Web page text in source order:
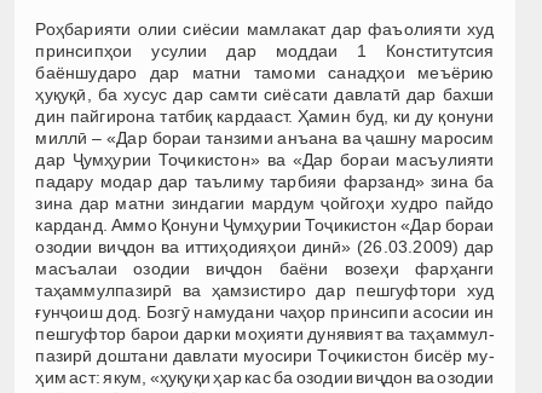
Роҳбарияти олии сиёсии мамлакат дар фаъолияти худ
принсипҳои усулии дар моддаи 1 Конститутсия
баёншударо дар матни тамоми санадҳои меъёрию
ҳуқуқӣ, ба хусус дар самти сиёсати дав­латӣ дар бахши
дин пайгирона татбиқ кардааст. Ҳамин буд, ки ду қонуни
миллӣ – «Дар бораи танзими анъана ва ҷашну маросим
дар Ҷумҳурии Тоҷикистон» ва «Дар бораи масъулияти
падару модар дар таълиму тарбияи фарзанд» зина ба
зина дар матни зиндагии мардум ҷойгоҳи худро пайдо
карданд. Аммо Қонуни Ҷумҳурии Тоҷикис­тон «Дар бораи
озо­дии виҷдон ва иттиҳодияҳои динӣ» (26.03.2009) дар
масъалаи озодии виҷдон баёни возеҳи фар­ҳанги
таҳаммулпа­зи­рӣ ва ҳамзистиро дар пешгуфтори худ
ғунҷоиш дод. Бозгӯ намудани чаҳор принсипи асосии ин
пешгуфтор барои дарки моҳияти дунявият ва таҳам­мул­
пазирӣ доштани давлати муосири Тоҷикистон бисёр му­
ҳим аст: якум, «ҳуқуқи ҳар кас ба озодии виҷдон ва озодии